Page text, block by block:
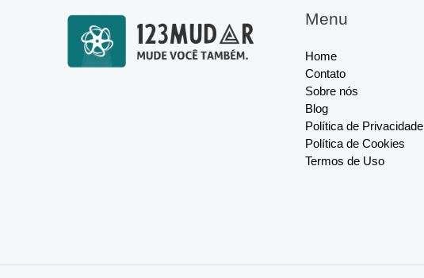
Menu
Home
Contato
Sobre nós
Blog
Política de Privacidade
Política de Cookies
Termos de Uso